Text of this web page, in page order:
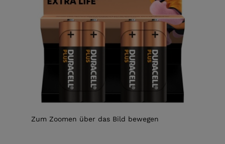
Zum Zoomen über das Bild bewegen